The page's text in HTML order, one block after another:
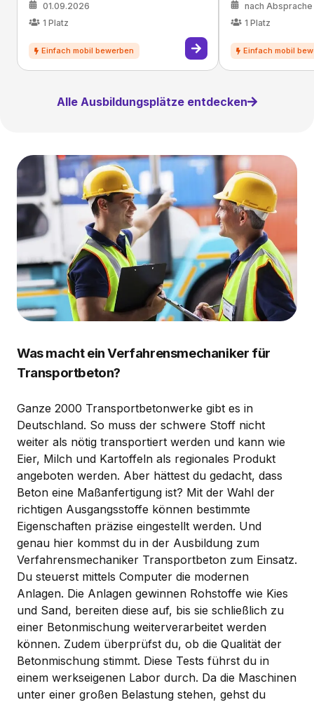
01.09.2026
1 Platz
nach Absprache
1 Platz
Alle Ausbildungsplätze entdecken
Was macht ein Verfahrensmechaniker für
Transportbeton?
Ganze 2000 Transportbetonwerke gibt es in
Deutschland. So muss der schwere Stoff nicht
weiter als nötig transportiert werden und kann wie
Eier, Milch und Kartoffeln als regionales Produkt
angeboten werden. Aber hättest du gedacht, dass
Beton eine Maßanfertigung ist? Mit der Wahl der
richtigen Ausgangsstoffe können bestimmte
Eigenschaften präzise eingestellt werden. Und
genau hier kommst du in der Ausbildung zum
Verfahrensmechaniker Transportbeton zum Einsatz.
Du steuerst mittels Computer die modernen
Anlagen. Die Anlagen gewinnen Rohstoffe wie Kies
und Sand, bereiten diese auf, bis sie schließlich zu
einer Betonmischung weiterverarbeitet werden
können. Zudem überprüfst du, ob die Qualität der
Betonmischung stimmt. Diese Tests führst du in
einem werkseigenen Labor durch. Da die Maschinen
unter einer großen Belastung stehen, gehst du